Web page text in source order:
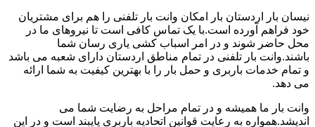
نیسان بار اردستان بار امکان وانت بار تلفنی را هم برای مشتریان
خود فراهم آورده است.با یک تماس کافی است تا نیروهای ما در
محل حاضر شوند و در امر اسباب کشی یاری رسان شما
باشند.وانت بار تلفنی در تمام مناطق اردستان دارای شعبه می باشد
و تمام خدمات باربری و حمل بار را با بهترین کیفیت به شما ارائه
می دهد.
وانت بار ما همیشه و در تمام مراحل به رضایت شما می
اندیشد.همواره به رعایت قوانین اتحادیه باربری پایبند است و در این